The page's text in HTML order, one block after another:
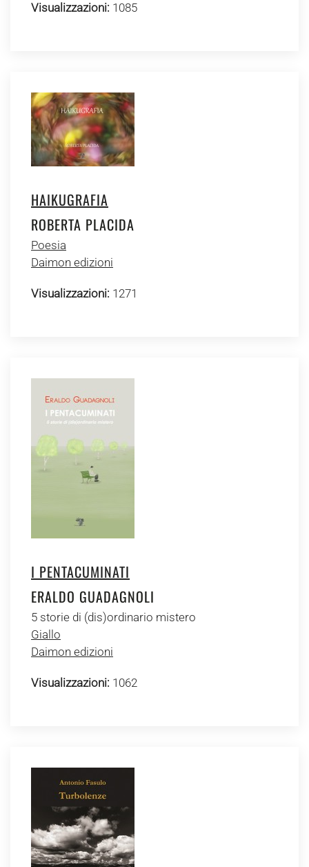
Visualizzazioni: 1085
HAIKUGRAFIA
ROBERTA PLACIDA
Poesia
Daimon edizioni
Visualizzazioni: 1271
I PENTACUMINATI
ERALDO GUADAGNOLI
5 storie di (dis)ordinario mistero
Giallo
Daimon edizioni
Visualizzazioni: 1062